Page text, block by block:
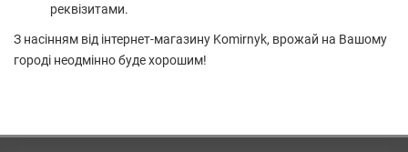
реквізитами.
З насінням від інтернет-магазину Komirnyk, врожай на Вашому
городі неодмінно буде хорошим!